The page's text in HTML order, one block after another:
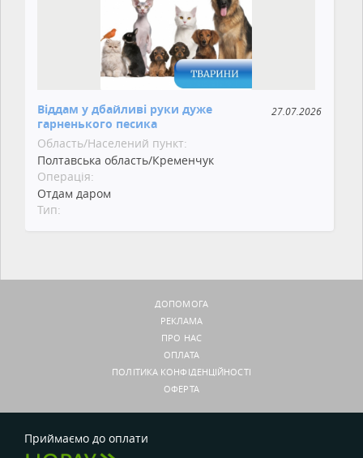
Віддам у дбайливі руки дуже
гарненького песика
27.07.2026
Область/Населений пункт:
Полтавська область/Кременчук
Операція:
Отдам даром
Тип:
ДОПОМОГА
РЕКЛАМА
ПРО НАС
ОПЛАТА
ПОЛІТИКА КОНФІДЕНЦІЙНОСТІ
ОФЕРТА
Приймаємо до оплати